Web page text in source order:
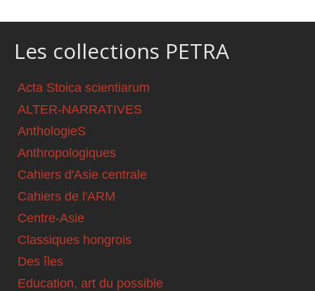
Les collections PETRA
Acta Stoica scientiarum
ALTER-NARRATIVES
AnthologieS
Anthropologiques
Cahiers d'Asie centrale
Cahiers de l'ARM
Centre-Asie
Classiques hongrois
Des îles
Education, art du possible